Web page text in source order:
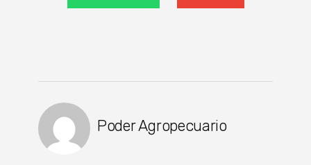
Poder Agropecuario